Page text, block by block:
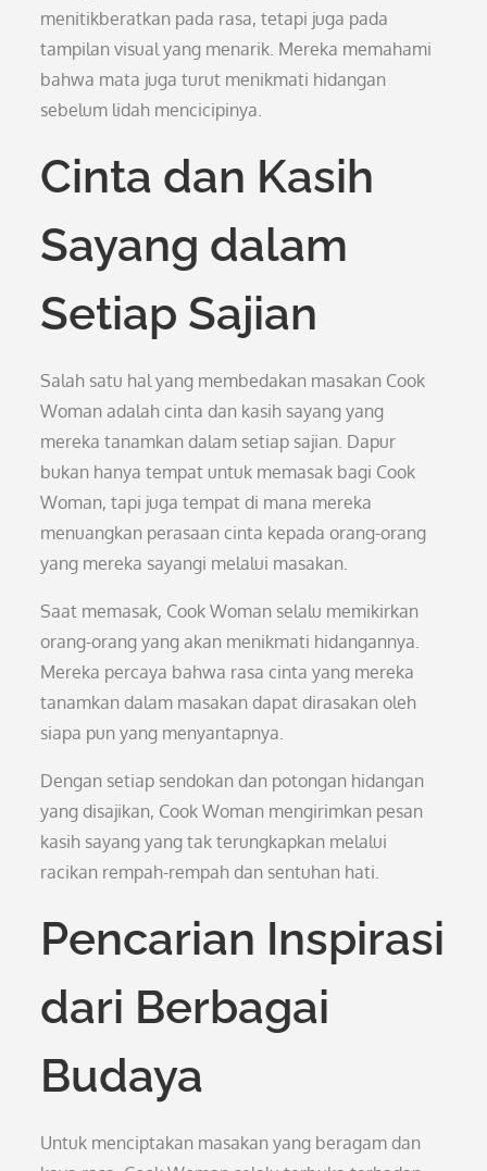
menitikberatkan pada rasa, tetapi juga pada
tampilan visual yang menarik. Mereka memahami
bahwa mata juga turut menikmati hidangan
sebelum lidah mencicipinya.
Cinta dan Kasih
Sayang dalam
Setiap Sajian
Salah satu hal yang membedakan masakan Cook
Woman adalah cinta dan kasih sayang yang
mereka tanamkan dalam setiap sajian. Dapur
bukan hanya tempat untuk memasak bagi Cook
Woman, tapi juga tempat di mana mereka
menuangkan perasaan cinta kepada orang-orang
yang mereka sayangi melalui masakan.
Saat memasak, Cook Woman selalu memikirkan
orang-orang yang akan menikmati hidangannya.
Mereka percaya bahwa rasa cinta yang mereka
tanamkan dalam masakan dapat dirasakan oleh
siapa pun yang menyantapnya.
Dengan setiap sendokan dan potongan hidangan
yang disajikan, Cook Woman mengirimkan pesan
kasih sayang yang tak terungkapkan melalui
racikan rempah-rempah dan sentuhan hati.
Pencarian Inspirasi
dari Berbagai
Budaya
Untuk menciptakan masakan yang beragam dan